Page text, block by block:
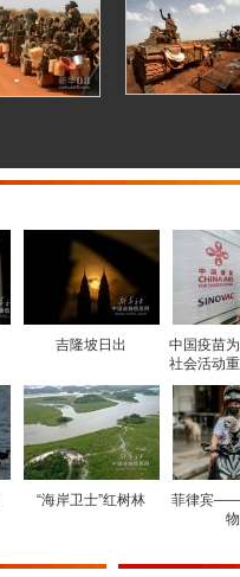
吉隆坡日出
中国疫苗
社会活动
“海岸卫士”红树林
菲律宾